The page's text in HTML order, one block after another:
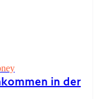
in der